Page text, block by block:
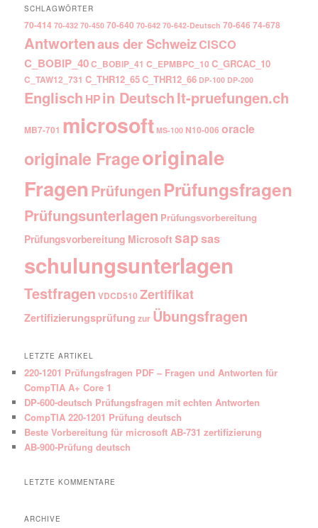
SCHLAGWÖRTER
70-414 70-432 70-450 70-640 70-642 70-642-Deutsch 70-646 74-678
Antwortenaus der SchweizCISCO
C_BOBIP_40C_BOBIP_41 C_EPMBPC_10 C_GRCAC_10
C_TAW12_731 C_THR12_65C_THR12_66 DP-100 DP-200
Englisch HPin DeutschIt-pruefungen.ch
MB7-701 microsoft MS-100 N10-006 oracle
originale Frageoriginale
Fragen Prüfungen Prüfungsfragen
Prüfungsunterlagen Prüfungsvorbereitung
Prüfungsvorbereitung Microsoft sapsas
schulungsunterlagen
Testfragen VDCD510 Zertifikat
Zertifizierungsprüfung zur Übungsfragen
LETZTE ARTIKEL
220-1201 Prüfungsfragen PDF – Fragen und Antworten für
CompTIA A+ Core 1
DP-600-deutsch Prüfungsfragen mit echten Antworten
CompTIA 220-1201 Prüfung deutsch
Beste Vorbereitung für microsoft AB-731 zertifizierung
AB-900-Prüfung deutsch
LETZTE KOMMENTARE
ARCHIVE